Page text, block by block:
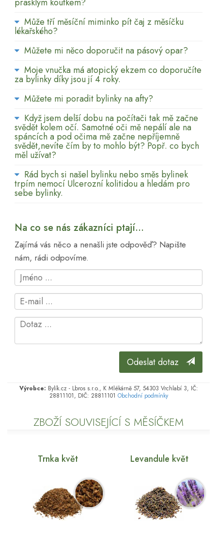
Může tří měsíční miminko pít čaj z měsíčku
lékařského?
Můžete mi něco doporučit na pásový opar?
Moje vnučka má atopický ekzem co doporučíte
za bylinky díky jsou jí 4 roky.
Můžete mi poradit bylinky na afty?
Když jsem delší dobu na počítači tak mě začne
svědět kolem očí. Samotné oči mě nepálí ale na
spáncích a pod očima mě začne nepříjemně
svědět,nevíte čím by to mohlo být? Popř. co bych
měl užívat?
Rád bych si našel bylinku nebo směs bylinek
trpím nemocí Ulcerozní kolitidou a hledám pro
sebe bylinky.
Na co se nás zákazníci ptají...
Zajímá vás něco a nenašli jste odpověď? Napište
nám, rádi odpovíme.
Odeslat dotaz
Výrobce: Bylík.cz - Lbros s.r.o., K Mlékárně 57, 54303 Vrchlabí 3, IČ:
28811101, DIČ: 28811101 Obchodní podmínky
ZBOŽÍ SOUVISEJÍCÍ S MĚSÍČKEM
Trnka květ Levandule květ